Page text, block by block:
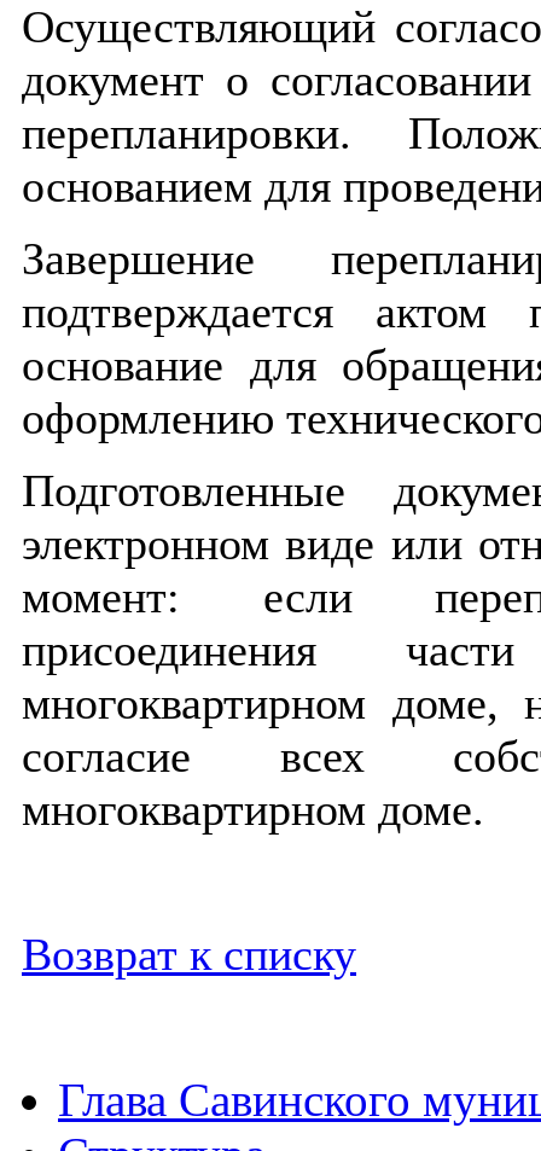
Осуществляющий
документ о
перепланировки.
основанием для
Завершение
подтверждается
основание для
оформлению
Подготовленные
электронном виде или
момент: если
присоединения
многоквартирном
согласие всех
многоквартирном доме.
Возврат к списку
Глава Савинского